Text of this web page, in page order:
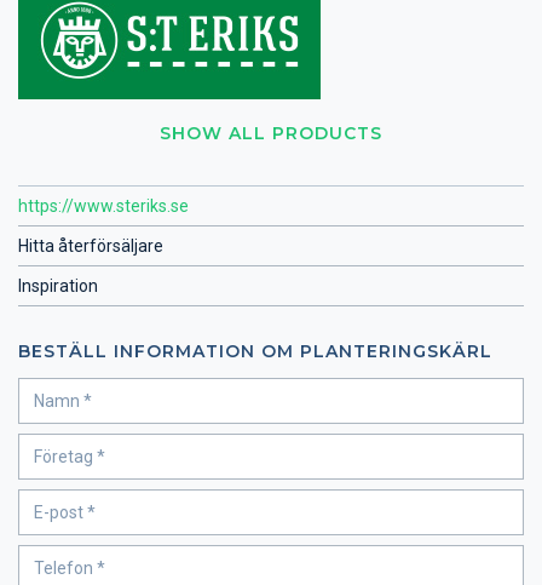
SHOW ALL PRODUCTS
https://www.steriks.se
Hitta återförsäljare
Inspiration
BESTÄLL INFORMATION OM PLANTERINGSKÄRL